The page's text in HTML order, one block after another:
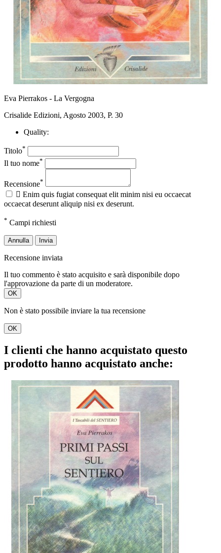
Eva Pierrakos - La Vergogna
Crisalide Edizioni, Agosto 2003, P. 30
Quality:
Titolo*
Il tuo nome*
Recensione*
 Enim quis fugiat consequat elit minim nisi eu occaecat
occaecat deserunt aliquip nisi ex deserunt.
* Campi richiesti
Annulla Invia
Recensione inviata
Il tuo commento è stato acquisito e sarà disponibile dopo
l'approvazione da parte di un moderatore.
OK
Non è stato possibile inviare la tua recensione
OK
I clienti che hanno acquistato questo
prodotto hanno acquistato anche: